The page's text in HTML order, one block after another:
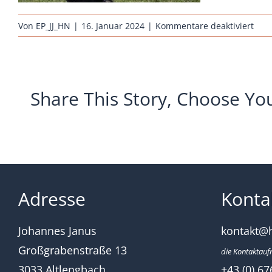
Von EP_JJ_HN | 16. Januar 2024 | Kommentare deaktiviertfür
Share This Story, Choose
Adresse
Johannes Janus
Großgrabenstraße 13
die